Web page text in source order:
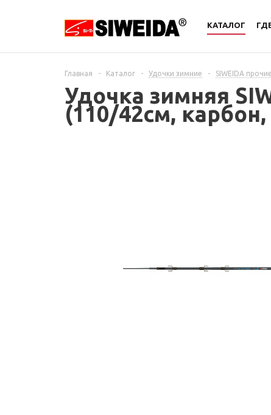
КАТАЛОГ
Главная - Каталог - Удочки зимние - SIWEIDA прочие
Удочка зимняя
(110/42см,